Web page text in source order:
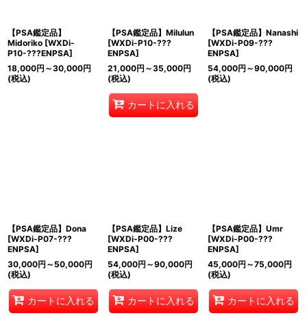
【PSA鑑定品】
Midoriko [WXDi-
P10-???ENPSA]
18,000円 ～30,000円
(税込)
【PSA鑑定品】Milulun
[WXDi-P10-???
ENPSA]
21,000円 ～35,000円
(税込)
カートに入れる
【PSA鑑定品】Nanashi
[WXDi-P09-???
ENPSA]
54,000円 ～90,000円
(税込)
【PSA鑑定品】Dona
[WXDi-P07-???
ENPSA]
30,000円 ～50,000円
(税込)
カートに入れる
【PSA鑑定品】Lize
[WXDi-P00-???
ENPSA]
54,000円 ～90,000円
(税込)
カートに入れる
【PSA鑑定品】Umr
[WXDi-P00-???
ENPSA]
45,000円 ～75,000円
(税込)
カートに入れる